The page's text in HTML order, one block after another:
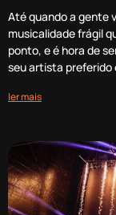
Até quando a gente
musicalidade frágil
ponto, e é hora de
seu artista preferido
ler mais